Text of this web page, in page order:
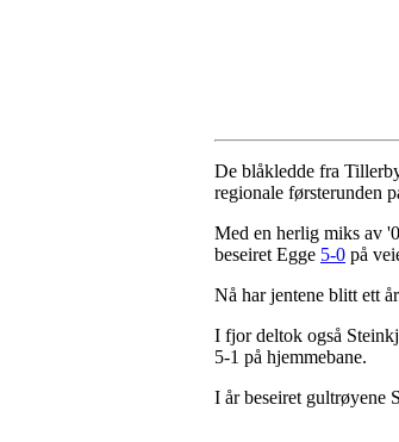
De blåkledde fra
regionale førsterunden
Med en herlig miks av
beseiret Egge 5-0 på
Nå har jentene blitt ett
I fjor deltok også
5-1 på hjemmebane.
I år beseiret gultrøyene